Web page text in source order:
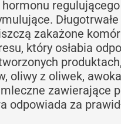
zakażone
który osłabia
oliwy z oliwek,
zawierające
odpowiada za